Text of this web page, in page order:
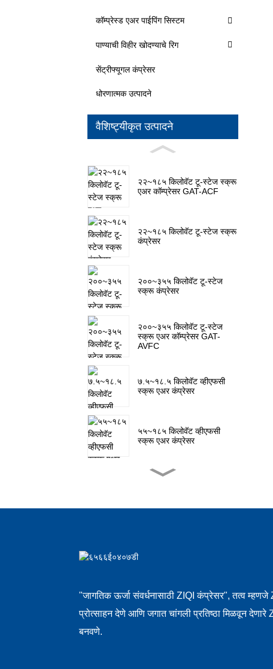
कॉम्प्रेस्ड एअर पाईपिंग सिस्टम
पाण्याची विहीर खोदण्याचे रिग
सेंट्रीफ्यूगल कंप्रेसर
धोरणात्मक उत्पादने
वैशिष्ट्यीकृत उत्पादने
२२~१८५ किलोवॅट टू-स्टेज स्क्रू
एअर कॉम्प्रेसर GAT-ACF
२२~१८५ किलोवॅट टू-स्टेज स्क्रू
कंप्रेसर
२००~३५५ किलोवॅट टू-स्टेज
स्क्रू कंप्रेसर
२००~३५५ किलोवॅट टू-स्टेज
स्क्रू एअर कॉम्प्रेसर GAT-
AVFC
७.५~१८.५ किलोवॅट व्हीएफसी
स्क्रू एअर कंप्रेसर
५५~१८५ किलोवॅट व्हीएफसी
स्क्रू एअर कंप्रेसर
कंप्रेसर
"जागतिक ऊर्जा संवर्धनासाठी ZIQI कंप्रेसर", तत्व म्हणजे
प्रोत्साहन देणे आणि जगात चांगली प्रतिष्ठा मिळवून
बनवणे.